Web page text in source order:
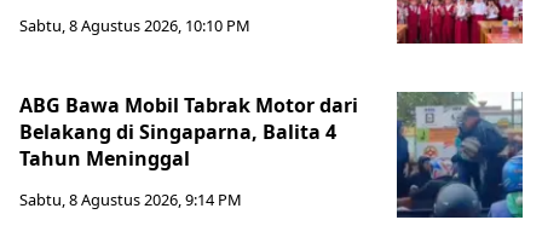
Sabtu, 8 Agustus 2026, 10:10 PM
ABG Bawa Mobil Tabrak Motor dari
Belakang di Singaparna, Balita 4
Tahun Meninggal
Sabtu, 8 Agustus 2026, 9:14 PM